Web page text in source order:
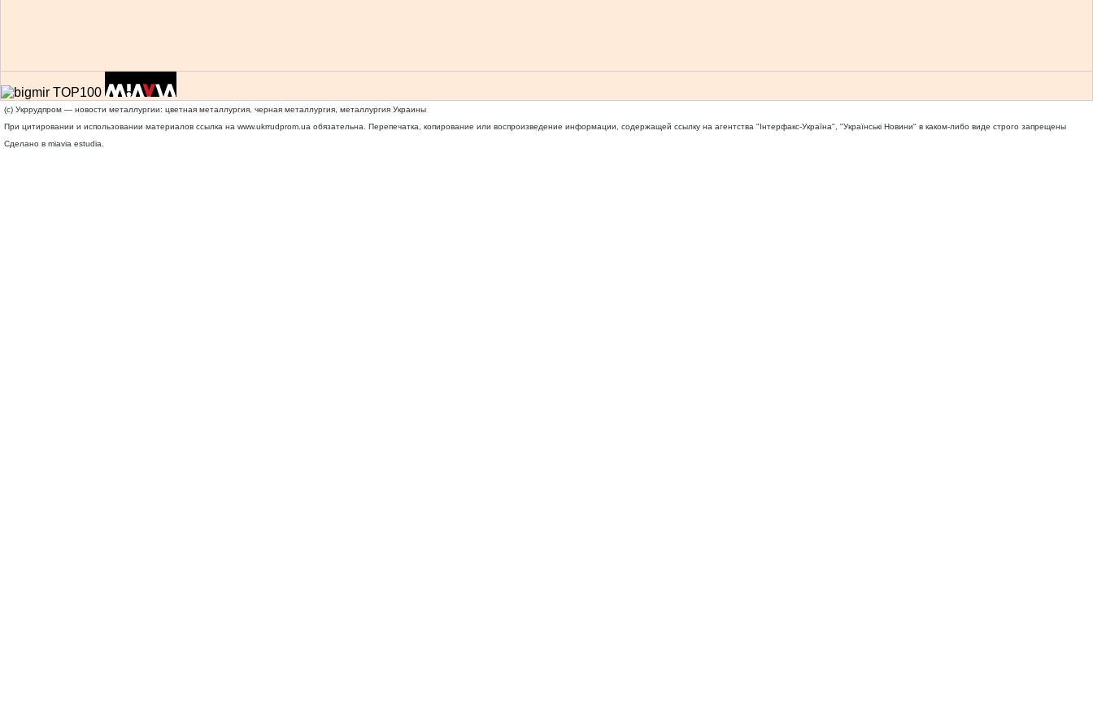
(c) Укррудпром — новости металлургии: цветная металлургия, черная металлургия, металлургия Украины
При цитировании и использовании материалов ссылка на www.ukrrudprom.ua обязательна. Перепечатка, копирование или воспроизведение информации, содержащей ссылку на агентства "Iнтерфакс-Україна", "Українськi Новини" в каком-либо виде строго запрещены
Сделано в miavia estudia.